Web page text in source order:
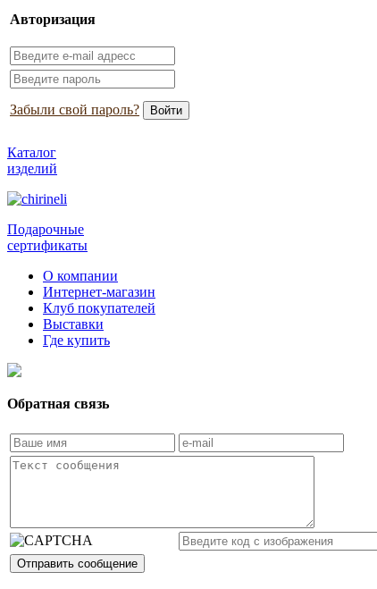
Авторизация
Забыли свой пароль?
Каталог
изделий
Подарочные
сертификаты
О компании
Интернет-магазин
Клуб покупателей
Выставки
Где купить
Обратная связь